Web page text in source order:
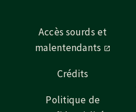
Accès sourds et
malentendants
Crédits
Politique de